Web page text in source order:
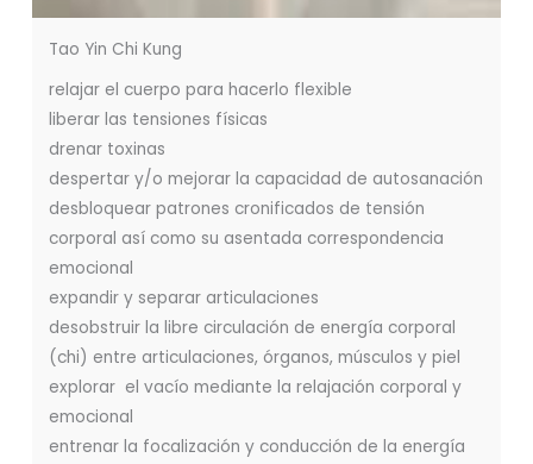
Tao Yin Chi Kung
relajar el cuerpo para hacerlo flexible
liberar las tensiones físicas
drenar toxinas
despertar y/o mejorar la capacidad de autosanación
desbloquear patrones cronificados de tensión
corporal así como su asentada correspondencia
emocional
expandir y separar articulaciones
desobstruir la libre circulación de energía corporal
(chi) entre articulaciones, órganos, músculos y piel
explorar el vacío mediante la relajación corporal y
emocional
entrenar la focalización y conducción de la energía